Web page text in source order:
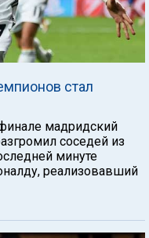
стал
мадридский
соседей из
минуте
реализовавший